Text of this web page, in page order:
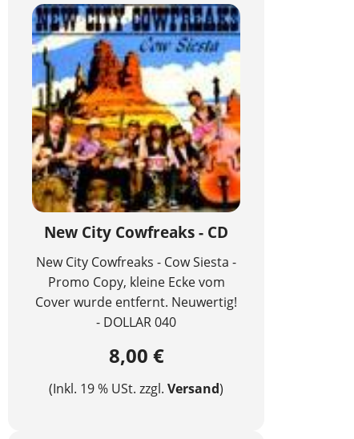
New City Cowfreaks - CD
New City Cowfreaks - Cow Siesta -
Promo Copy, kleine Ecke vom
Cover wurde entfernt. Neuwertig!
- DOLLAR 040
8,00 €
(Inkl. 19 % USt. zzgl. Versand)